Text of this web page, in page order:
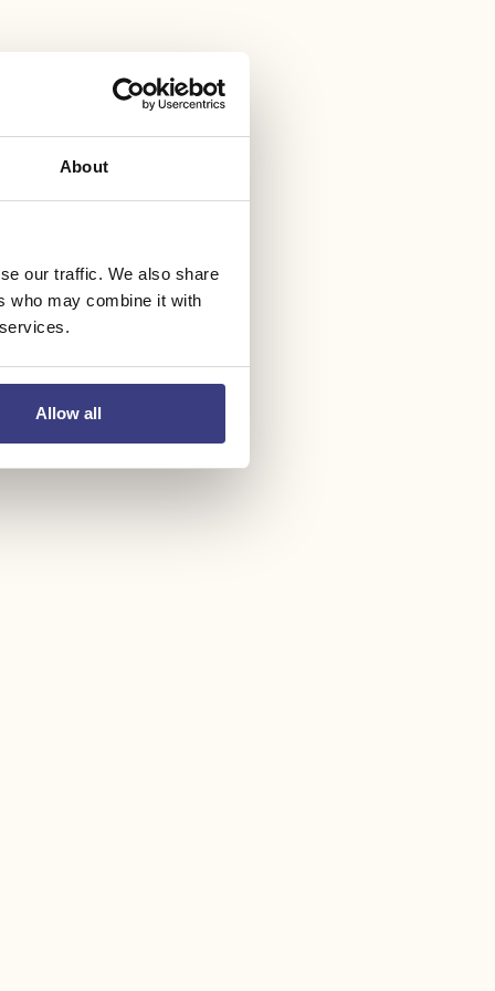
About
our traffic. We also share
who may combine it with
Allow all